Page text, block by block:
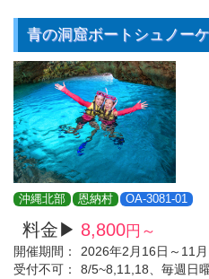
青の洞窟ボートシュノー
沖縄北部 恩納村 OA-3081-01
料金▶ 8,800円～
開催期間：
2026年2月16日～11月
受付不可：
8/5~8,11,18、毎週日